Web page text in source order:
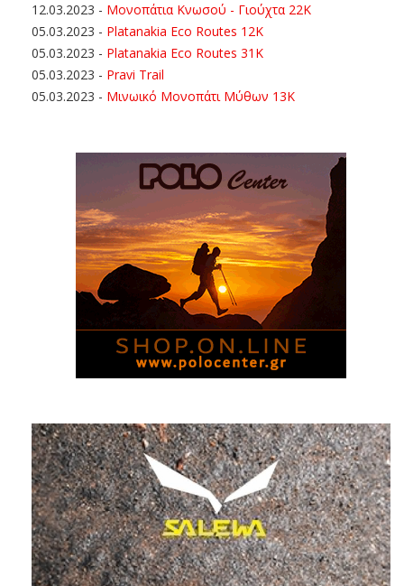
12.03.2023 - Μονοπάτια Κνωσού - Γιούχτα 22Κ
05.03.2023 - Platanakia Eco Routes 12K
05.03.2023 - Platanakia Eco Routes 31K
05.03.2023 - Pravi Trail
05.03.2023 - Μινωικό Μονοπάτι Μύθων 13Κ